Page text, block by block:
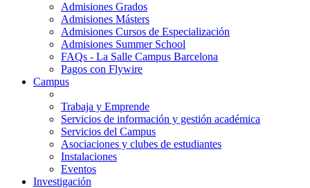
Admisiones Grados
Admisiones Másters
Admisiones Cursos de Especialización
Admisiones Summer School
FAQs - La Salle Campus Barcelona
Pagos con Flywire
Campus
Trabaja y Emprende
Servicios de información y gestión académica
Servicios del Campus
Asociaciones y clubes de estudiantes
Instalaciones
Eventos
Investigación